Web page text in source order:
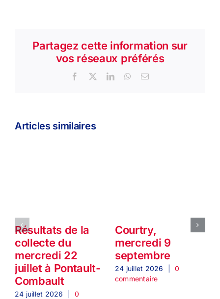
Partagez cette information sur
vos réseaux préférés
Facebook
X LinkedInWhatsApp
Email
Articles similaires
Résultats de la
collecte du
mercredi 22
juillet à Pontault-
Combault
24 juillet 2026
0
Courtry,
mercredi 9
septembre
24 juillet 2026
0
commentaire